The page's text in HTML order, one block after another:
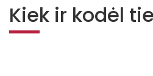
Kiek ir kodėl